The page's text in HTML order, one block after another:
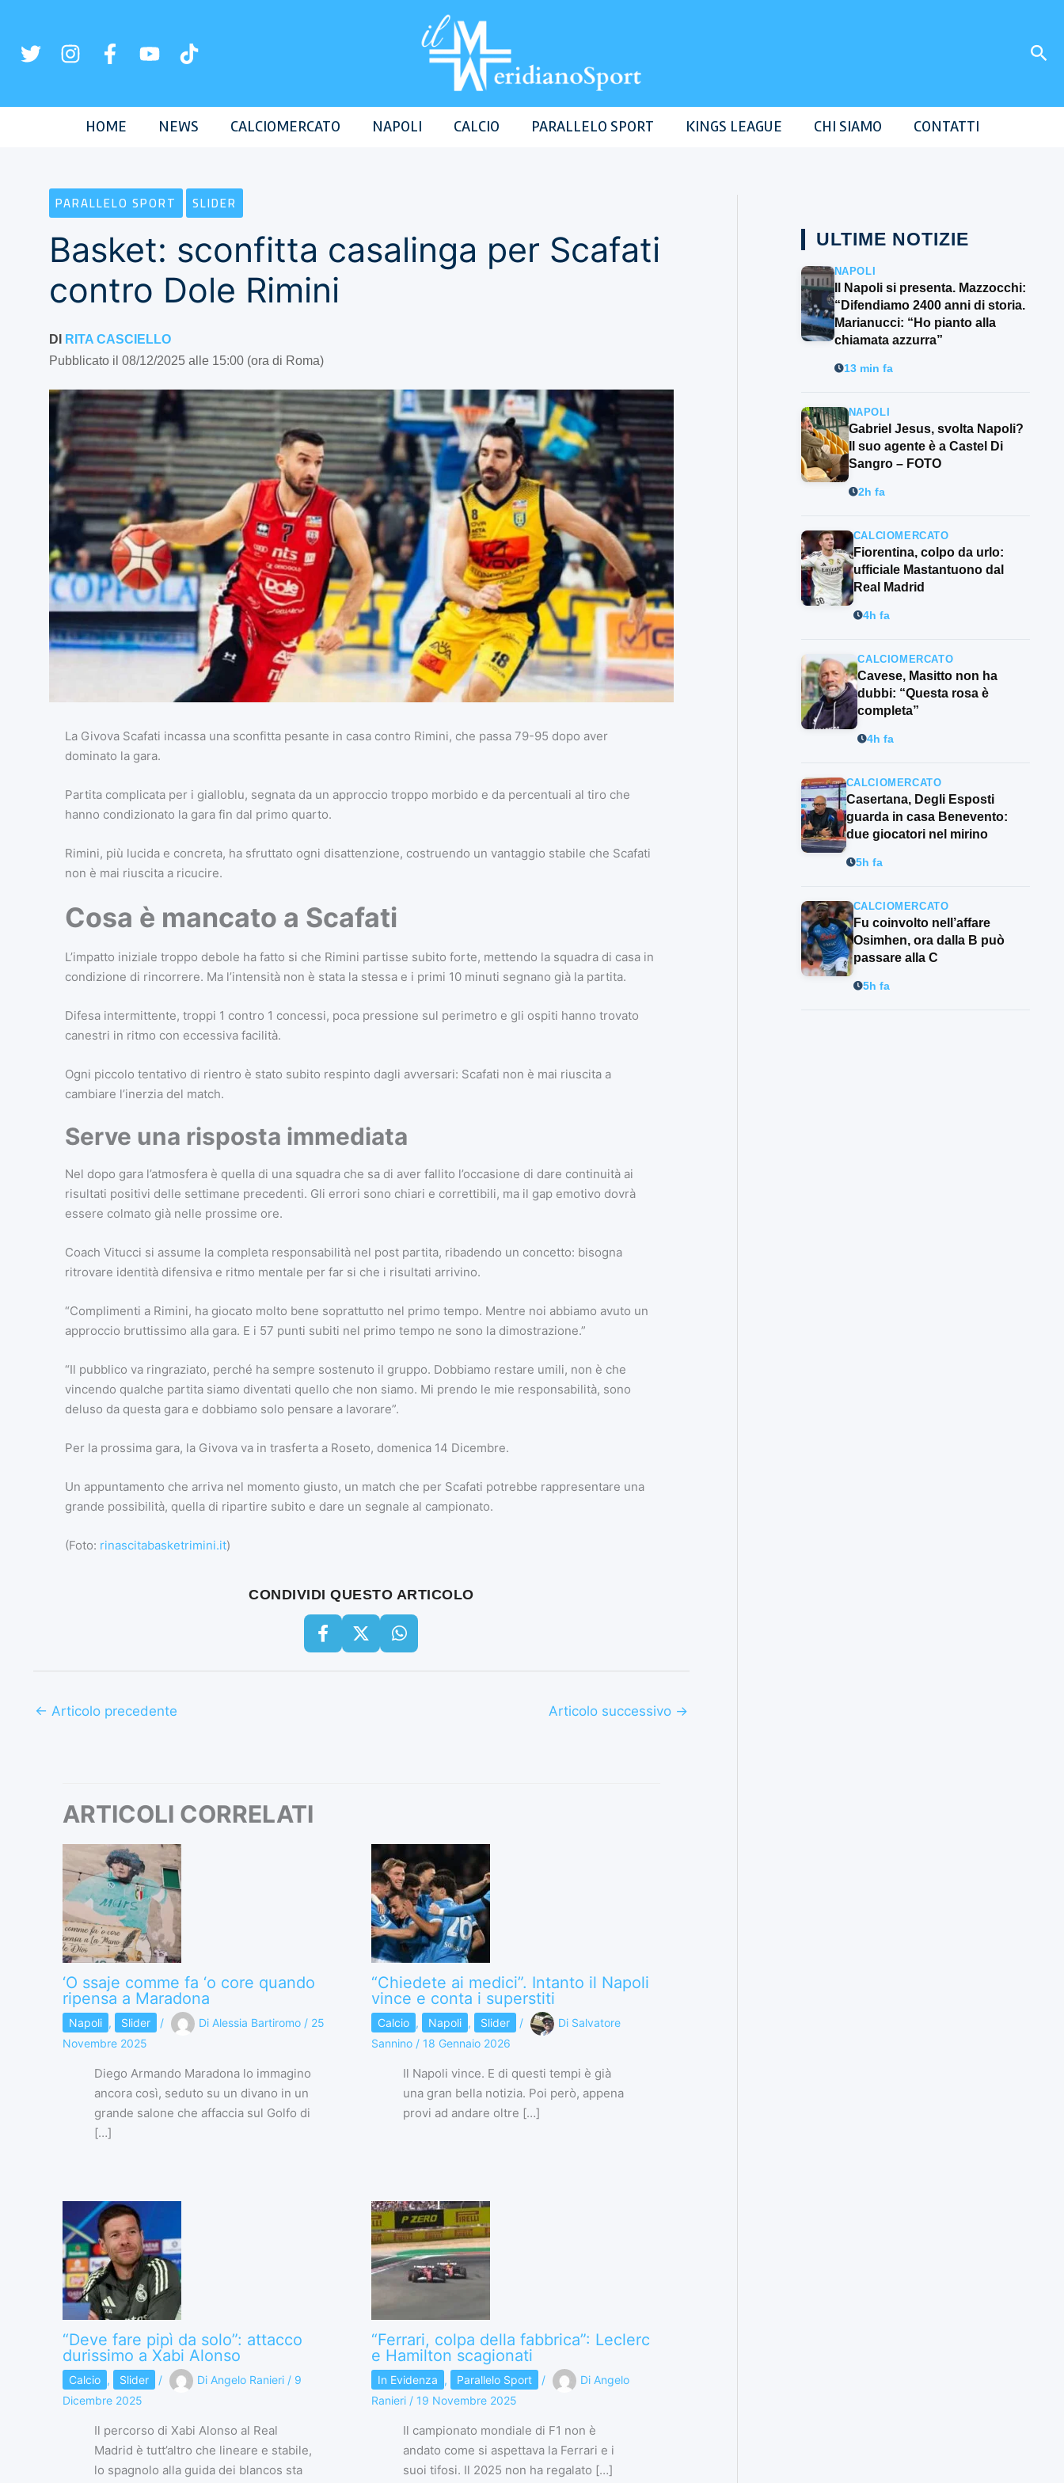
contenuto
HOME NEWS CALCIOMERCATO NAPOLI CALCIO PARALLELO SPORT KINGS LEAGUE CHI SIAMO CONTATTI
PARALLELO SPORT SLIDER
Basket: sconfitta casalinga per Scafati
contro Dole Rimini
DI
RITA CASCIELLO
Pubblicato il 08/12/2025 alle 15:00 (ora di Roma)
La Givova Scafati incassa una sconfitta pesante in casa contro Rimini, che passa 79-95 dopo aver
dominato la gara.
Partita complicata per i gialloblu, segnata da un approccio troppo morbido e da percentuali al tiro che
hanno condizionato la gara fin dal primo quarto.
Rimini, più lucida e concreta, ha sfruttato ogni disattenzione, costruendo un vantaggio stabile che Scafati
non è mai riuscita a ricucire.
Cosa è mancato a Scafati
L’impatto iniziale troppo debole ha fatto si che Rimini partisse subito forte, mettendo la squadra di casa in
condizione di rincorrere. Ma l’intensità non è stata la stessa e i primi 10 minuti segnano già la partita.
Difesa intermittente, troppi 1 contro 1 concessi, poca pressione sul perimetro e gli ospiti hanno trovato
canestri in ritmo con eccessiva facilità.
Ogni piccolo tentativo di rientro è stato subito respinto dagli avversari: Scafati non è mai riuscita a
cambiare l’inerzia del match.
Serve una risposta immediata
Nel dopo gara l’atmosfera è quella di una squadra che sa di aver fallito l’occasione di dare continuità ai
risultati positivi delle settimane precedenti. Gli errori sono chiari e correttibili, ma il gap emotivo dovrà
essere colmato già nelle prossime ore.
Coach Vitucci si assume la completa responsabilità nel post partita, ribadendo un concetto: bisogna
ritrovare identità difensiva e ritmo mentale per far si che i risultati arrivino.
“Complimenti a Rimini, ha giocato molto bene soprattutto nel primo tempo. Mentre noi abbiamo avuto un
approccio bruttissimo alla gara. E i 57 punti subiti nel primo tempo ne sono la dimostrazione.”
“Il pubblico va ringraziato, perché ha sempre sostenuto il gruppo. Dobbiamo restare umili, non è che
vincendo qualche partita siamo diventati quello che non siamo. Mi prendo le mie responsabilità, sono
deluso da questa gara e dobbiamo solo pensare a lavorare”.
Per la prossima gara, la Givova va in trasferta a Roseto, domenica 14 Dicembre.
Un appuntamento che arriva nel momento giusto, un match che per Scafati potrebbe rappresentare una
grande possibilità, quella di ripartire subito e dare un segnale al campionato.
(Foto: rinascitabasketrimini.it)
CONDIVIDI QUESTO ARTICOLO
← Articolo precedente Articolo successivo →
ARTICOLI CORRELATI
‘O ssaje comme fa ‘o core quando
ripensa a Maradona
Napoli , Slider / Di Alessia Bartiromo / 25
Novembre 2025
Diego Armando Maradona lo immagino
ancora così, seduto su un divano in un
grande salone che affaccia sul Golfo di
[…]
“Chiedete ai medici”. Intanto il Napoli
vince e conta i superstiti
Calcio , Napoli , Slider / Di Salvatore
Sannino / 18 Gennaio 2026
Il Napoli vince. E di questi tempi è già
una gran bella notizia. Poi però, appena
provi ad andare oltre […]
“Deve fare pipì da solo”: attacco
durissimo a Xabi Alonso
Calcio , Slider / Di Angelo Ranieri / 9
Dicembre 2025
Il percorso di Xabi Alonso al Real
Madrid è tutt’altro che lineare e stabile,
lo spagnolo alla guida dei blancos sta
“Ferrari, colpa della fabbrica”: Leclerc
e Hamilton scagionati
In Evidenza , Parallelo Sport / Di Angelo
Ranieri / 19 Novembre 2025
Il campionato mondiale di F1 non è
andato come si aspettava la Ferrari e i
suoi tifosi. Il 2025 non ha regalato […]
ULTIME NOTIZIE
NAPOLI
Il Napoli si presenta. Mazzocchi:
“Difendiamo 2400 anni di storia.
Marianucci: “Ho pianto alla
chiamata azzurra”
13 min fa
NAPOLI
Gabriel Jesus, svolta Napoli?
Il suo agente è a Castel Di
Sangro – FOTO
2h fa
CALCIOMERCATO
Fiorentina, colpo da urlo:
ufficiale Mastantuono dal
Real Madrid
4h fa
CALCIOMERCATO
Cavese, Masitto non ha
dubbi: “Questa rosa è
completa”
4h fa
CALCIOMERCATO
Casertana, Degli Esposti
guarda in casa Benevento:
due giocatori nel mirino
5h fa
CALCIOMERCATO
Fu coinvolto nell’affare
Osimhen, ora dalla B può
passare alla C
5h fa